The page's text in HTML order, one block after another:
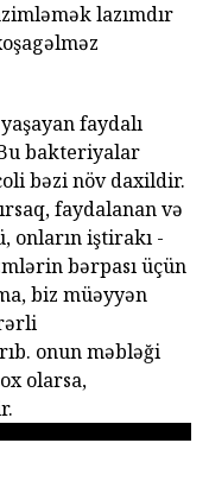
lazımdır
faydalı
bakteriyalar
bəzi növ daxildir.
faydalanan və
onların iştirakı -
bərpası üçün
biz müəyyən
onun məbləği
olarsa,